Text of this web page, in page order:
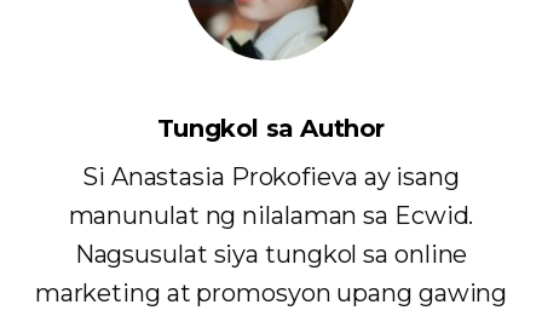
Tungkol sa Author
Si Anastasia Prokofieva ay isang
manunulat ng nilalaman sa Ecwid.
Nagsusulat siya tungkol sa online
marketing at promosyon upang gawing